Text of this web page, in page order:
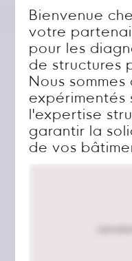
Bienvenue
votre
pour les
de structures
Nous
expérimentés
l'expertise
garantir la
de vos